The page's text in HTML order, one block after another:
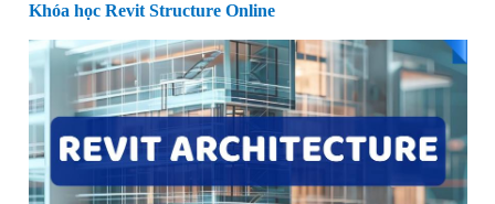
Khóa học Revit Structure Online